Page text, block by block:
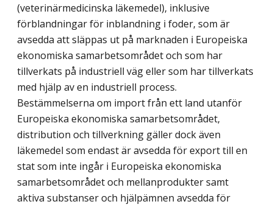
(veterinärmedicinska läkemedel), inklusive
förblandningar för inblandning i foder, som är
avsedda att släppas ut på marknaden i Europeiska
ekonomiska samarbetsområdet och som har
tillverkats på industriell väg eller som har tillverkats
med hjälp av en industriell process.
Bestämmelserna om import från ett land utanför
Europeiska ekonomiska samarbetsområdet,
distribution och tillverkning gäller dock även
läkemedel som endast är avsedda för export till en
stat som inte ingår i Europeiska ekonomiska
samarbetsområdet och mellanprodukter samt
aktiva substanser och hjälpämnen avsedda för